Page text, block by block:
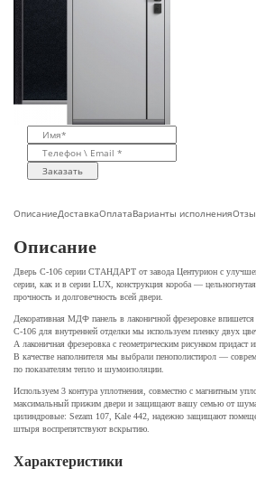
Заказать
ОписаниеДоставкаОплатаВарианты исполнения
Описание
Дверь C-106 серии СТАНДАРТ от завода Центурион с
серии, как и в серии LUX, конструкция короба —
прочность и долговечность всей двери.
Декоративная МДФ панель в лаконичной фрезеровке
С-106 для внутренней отделки мы используем пленку двух
А лаконичная фрезеровка с геометрическим рисунком придаст
В качестве наполнителя мы выбрали пенополистирол —
по показателям тепло и шумоизоляции.
Используем 3 контура уплотнения, совместно с магнитным
максимальный прижим двери и защищают вашу семью от
цилиндровые: Sezam 107, Kale 442, надежно защищают
штыря воспрепятствуют вскрытию.
Характеристики